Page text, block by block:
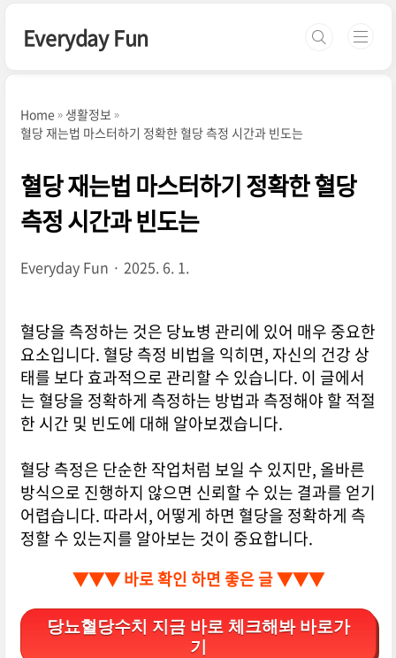
Everyday Fun
Home
생활정보
혈당 재는법 마스터하기 정확한 혈당 측정 시간과 빈도는
혈당 재는법 마스터하기 정확한 혈당
측정 시간과 빈도는
Everyday Fun 2025. 6. 1.
혈당을 측정하는 것은 당뇨병 관리에 있어 매우 중요한
요소입니다. 혈당 측정 비법을 익히면, 자신의 건강 상
태를 보다 효과적으로 관리할 수 있습니다. 이 글에서
는 혈당을 정확하게 측정하는 방법과 측정해야 할 적절
한 시간 및 빈도에 대해 알아보겠습니다.
혈당 측정은 단순한 작업처럼 보일 수 있지만, 올바른
방식으로 진행하지 않으면 신뢰할 수 있는 결과를 얻기
어렵습니다. 따라서, 어떻게 하면 혈당을 정확하게 측
정할 수 있는지를 알아보는 것이 중요합니다.
▼▼▼ 바로 확인 하면 좋은 글 ▼▼▼
당뇨혈당수치 지금 바로 체크해봐 바로가
기